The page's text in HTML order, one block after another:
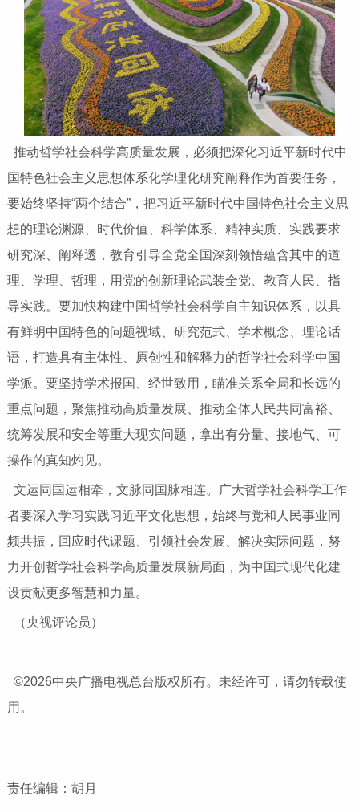
推动哲学社会科学高质量发展，必须把深化习近平新时代中
国特色社会主义思想体系化学理化研究阐释作为首要任务，
要始终坚持“两个结合”，把习近平新时代中国特色社会主义思
想的理论渊源、时代价值、科学体系、精神实质、实践要求
研究深、阐释透，教育引导全党全国深刻领悟蕴含其中的道
理、学理、哲理，用党的创新理论武装全党、教育人民、指
导实践。要加快构建中国哲学社会科学自主知识体系，以具
有鲜明中国特色的问题视域、研究范式、学术概念、理论话
语，打造具有主体性、原创性和解释力的哲学社会科学中国
学派。要坚持学术报国、经世致用，瞄准关系全局和长远的
重点问题，聚焦推动高质量发展、推动全体人民共同富裕、
统筹发展和安全等重大现实问题，拿出有分量、接地气、可
操作的真知灼见。
文运同国运相牵，文脉同国脉相连。广大哲学社会科学工作
者要深入学习实践习近平文化思想，始终与党和人民事业同
频共振，回应时代课题、引领社会发展、解决实际问题，努
力开创哲学社会科学高质量发展新局面，为中国式现代化建
设贡献更多智慧和力量。
（央视评论员）
©2026中央广播电视总台版权所有。未经许可，请勿转载使
用。
责任编辑：胡月